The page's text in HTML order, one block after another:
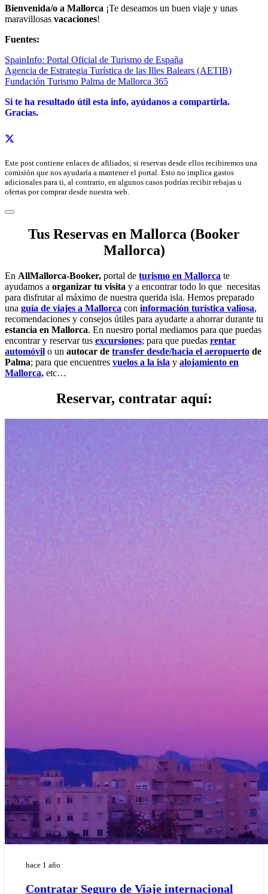
Bienvenida/o a Mallorca ¡Te deseamos un buen viaje y unas
maravillosas vacaciones!
Fuentes:
SpainInfo: Portal Oficial de Turismo de España
Agencia de Estrategia Turística de las Illes Balears (AETIB)
Fundación Turismo Palma de Mallorca 365
Si te ha resultado útil esta info, ayúdanos a compartirla.
Gracias.
Este post contiene enlaces de afiliados; si reservas desde ellos recibiremos una
comisión que nos ayudaría a mantener el portal. Esto no implica gastos
adicionales para ti, al contrario, en algunos casos podrías recibir rebajas u
ofertas por comprar desde nuestra web.
Tus Reservas en Mallorca (Booker
Mallorca)
En AllMallorca-Booker, portal de turismo en Mallorca te
ayudamos a organizar tu visita y a encontrar todo lo que necesitas
para disfrutar al máximo de nuestra querida isla. Hemos preparado
una guía de viajes a Mallorca con información turística valiosa,
recomendaciones y consejos útiles para ayudarte a ahorrar durante tu
estancia en Mallorca. En nuestro portal mediamos para que puedas
encontrar y reservar tus excursiones; para que puedas rentar
automóvil o un autocar de transfer desde/hacia el aeropuerto de
Palma; para que encuentres vuelos a la isla y alojamiento en
Mallorca, etc…
Reservar, contratar aquí:
hace 1 año
Contratar Seguro de Viaje internacional